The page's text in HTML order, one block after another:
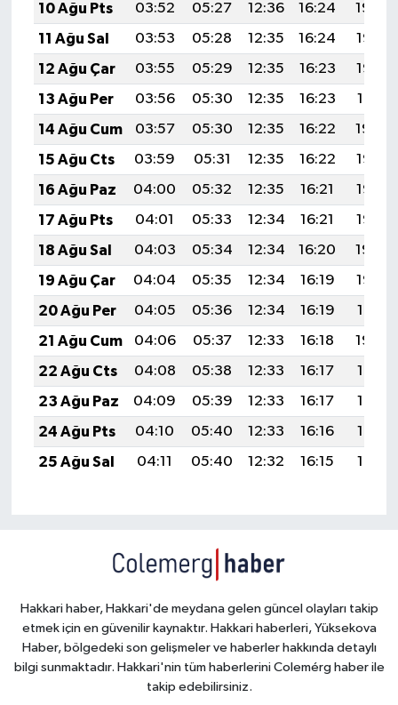
10 Ağu Pts
03:52 05:27 12:36 16:24
19:34
11 Ağu Sal
03:53 05:28 12:35 16:24
19:33
12 Ağu Çar
03:55 05:29 12:35 16:23
19:32
13 Ağu Per
03:56 05:30 12:35 16:23
19:31
14 Ağu Cum
03:57 05:30 12:35 16:22
19:29
15 Ağu Cts
03:59 05:31 12:35 16:22
19:28
16 Ağu Paz
04:00 05:32 12:35 16:21
19:27
17 Ağu Pts
04:01 05:33 12:34 16:21
19:26
18 Ağu Sal
04:03 05:34 12:34 16:20
19:24
19 Ağu Çar
04:04 05:35 12:34 16:19
19:23
20 Ağu Per
04:05 05:36 12:34 16:19
19:21
21 Ağu Cum
04:06 05:37 12:33 16:18
19:20
22 Ağu Cts
04:08 05:38 12:33 16:17
19:19
23 Ağu Paz
04:09 05:39 12:33 16:17
19:17
24 Ağu Pts
04:10 05:40 12:33 16:16
19:16
25 Ağu Sal
04:11 05:40 12:32 16:15 19:14
Hakkari haber, Hakkari'de meydana gelen güncel olayları takip
etmek için en güvenilir kaynaktır. Hakkari haberleri, Yüksekova
Haber, bölgedeki son gelişmeler ve haberler hakkında detaylı
bilgi sunmaktadır. Hakkari'nin tüm haberlerini Colemérg haber ile
takip edebilirsiniz.